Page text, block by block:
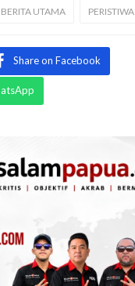
BERITA UTAMA PERISTIWA
Share on Facebook